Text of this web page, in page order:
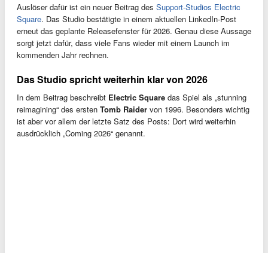
Auslöser dafür ist ein neuer Beitrag des Support-Studios Electric
Square. Das Studio bestätigte in einem aktuellen LinkedIn-Post
erneut das geplante Releasefenster für 2026. Genau diese Aussage
sorgt jetzt dafür, dass viele Fans wieder mit einem Launch im
kommenden Jahr rechnen.
Das Studio spricht weiterhin klar von 2026
In dem Beitrag beschreibt Electric Square das Spiel als „stunning
reimagining“ des ersten Tomb Raider von 1996. Besonders wichtig
ist aber vor allem der letzte Satz des Posts: Dort wird weiterhin
ausdrücklich „Coming 2026“ genannt.